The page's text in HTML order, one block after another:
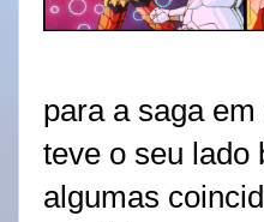
para a saga
teve o seu lado
algumas